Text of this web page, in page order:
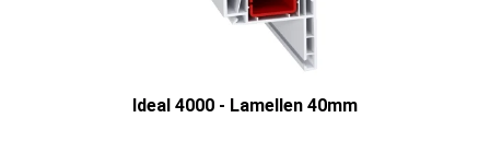
Ideal 4000 - Lamellen 40mm